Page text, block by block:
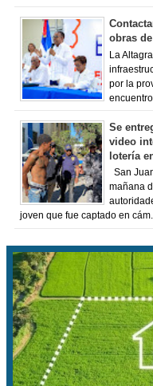
obras
La
por la
Se
video
lotería
San
mañana
joven que fue captado en